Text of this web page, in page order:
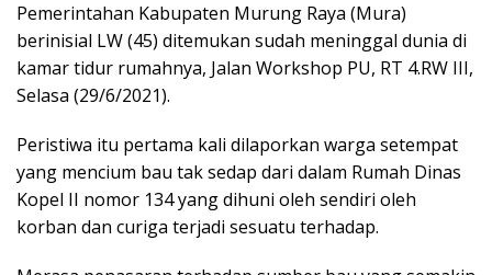
Pemerintahan Kabupaten Murung Raya (Mura)
berinisial LW (45) ditemukan sudah meninggal dunia di
kamar tidur rumahnya, Jalan Workshop PU, RT 4.RW III,
Selasa (29/6/2021).
Peristiwa itu pertama kali dilaporkan warga setempat
yang mencium bau tak sedap dari dalam Rumah Dinas
Kopel II nomor 134 yang dihuni oleh sendiri oleh
korban dan curiga terjadi sesuatu terhadap.